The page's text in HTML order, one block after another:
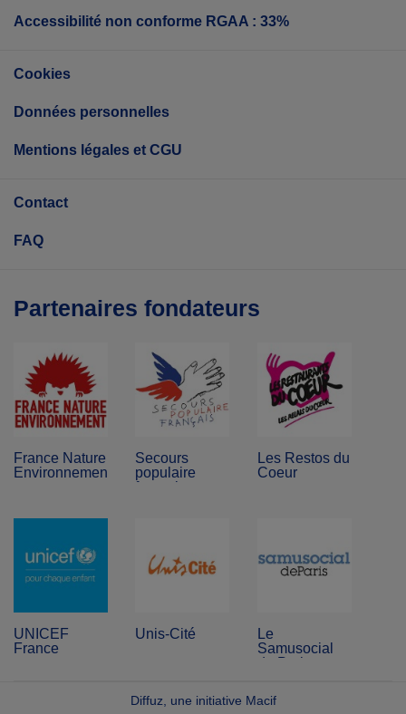
Accessibilité non conforme RGAA : 33%
Cookies
Données personnelles
Mentions légales et CGU
Contact
FAQ
Partenaires fondateurs
France Nature
Environnement
Secours
populaire
français
Les Restos du
Coeur
UNICEF
France
Unis-Cité
Le
Samusocial
de Paris
Diffuz, une initiative Macif